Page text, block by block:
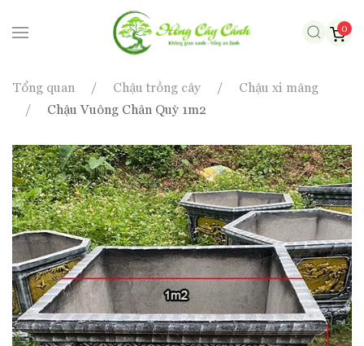
Skip to main content
0
Tổng quan Chậu trồng cây
Chậu xi măng
Chậu Vuông Chân Quỳ 1m2